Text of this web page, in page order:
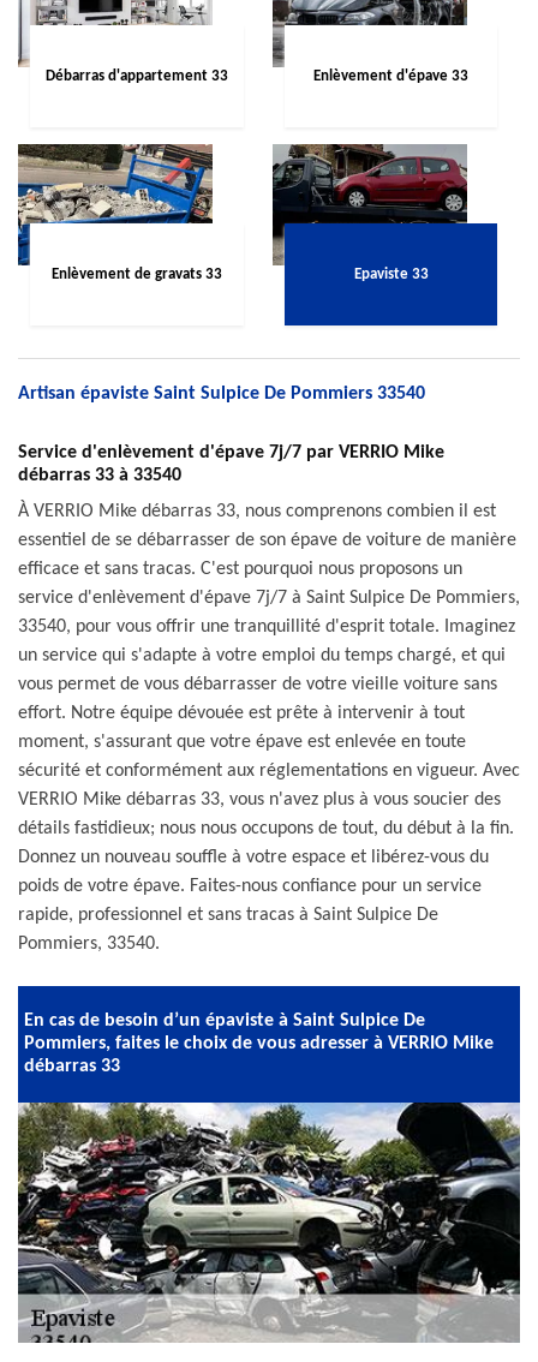
Débarras d'appartement 33 Enlèvement d'épave 33
Enlèvement de gravats 33 Epaviste 33
Artisan épaviste Saint Sulpice De Pommiers 33540
Service d'enlèvement d'épave 7j/7 par VERRIO Mike
débarras 33 à 33540
À VERRIO Mike débarras 33, nous comprenons combien il est
essentiel de se débarrasser de son épave de voiture de manière
efficace et sans tracas. C'est pourquoi nous proposons un
service d'enlèvement d'épave 7j/7 à Saint Sulpice De Pommiers,
33540, pour vous offrir une tranquillité d'esprit totale. Imaginez
un service qui s'adapte à votre emploi du temps chargé, et qui
vous permet de vous débarrasser de votre vieille voiture sans
effort. Notre équipe dévouée est prête à intervenir à tout
moment, s'assurant que votre épave est enlevée en toute
sécurité et conformément aux réglementations en vigueur. Avec
VERRIO Mike débarras 33, vous n'avez plus à vous soucier des
détails fastidieux; nous nous occupons de tout, du début à la fin.
Donnez un nouveau souffle à votre espace et libérez-vous du
poids de votre épave. Faites-nous confiance pour un service
rapide, professionnel et sans tracas à Saint Sulpice De
Pommiers, 33540.
En cas de besoin d’un épaviste à Saint Sulpice De
Pommiers, faites le choix de vous adresser à VERRIO Mike
débarras 33